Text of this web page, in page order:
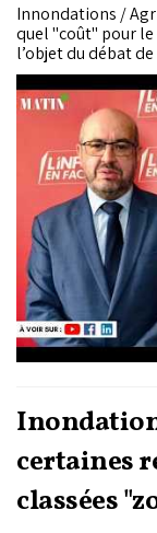
Innondations /
quel "coût" pour
l’objet du débat
en discuter,
de la COMADER
du...
certaines
classées